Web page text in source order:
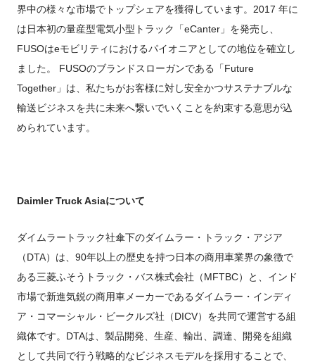
界中の様々な市場でトップシェアを獲得しています。2017 年に
は日本初の量産型電気小型トラック「eCanter」を発売し、
FUSOはeモビリティにおけるパイオニアとしての地位を確立し
ました。 FUSOのブランドスローガンである「Future
Together」は、私たちがお客様に対し安全かつサステナブルな
輸送ビジネスを共に未来へ繋いでいくことを約束する意思が込
められています。
Daimler Truck Asiaについて
ダイムラートラック社傘下のダイムラー・トラック・アジア
（DTA）は、90年以上の歴史を持つ日本の商用車業界の象徴で
ある三菱ふそうトラック・バス株式会社（MFTBC）と、インド
市場で新進気鋭の商用車メーカーであるダイムラー・インディ
ア・コマーシャル・ビークルズ社（DICV）を共同で運営する組
織体です。DTAは、製品開発、生産、輸出、調達、開発を組織
として共同で行う戦略的なビジネスモデルを採用することで、